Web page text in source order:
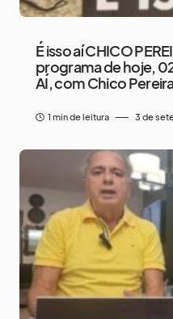
É isso aí CHICO
programa de hoje,
AÍ, com Chico
1 min de leitura 3 de